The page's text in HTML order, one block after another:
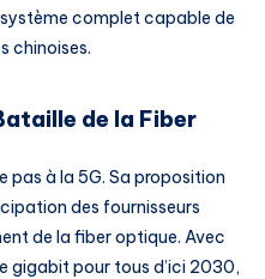
complet capable de
chinoises.
de la Fiber
pas à la 5G. Sa proposition
des fournisseurs
de la fiber optique. Avec
gigabit pour tous d’ici 2030,